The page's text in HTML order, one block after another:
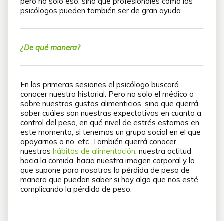
psicólogos pueden también ser de gran ayuda.
¿De qué manera?
En las primeras sesiones el psicólogo buscará
conocer nuestro historial. Pero no solo el médico o
sobre nuestros gustos alimenticios, sino que querrá
saber cuáles son nuestras expectativas en cuanto a
control del peso, en qué nivel de estrés estamos en
este momento, si tenemos un grupo social en el que
apoyarnos o no, etc. También querrá conocer
nuestros hábitos de alimentación, nuestra actitud
hacia la comida, hacia nuestra imagen corporal y lo
que supone para nosotros la pérdida de peso de
manera que puedan saber si hay algo que nos esté
complicando la pérdida de peso.